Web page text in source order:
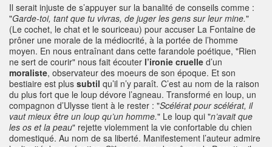
Il serait injuste de s’appuyer sur la banalité de conseils comme :
"Garde-toi, tant que tu vivras, de juger les gens sur leur mine."
(Le cochet, le chat et le souriceau) pour accuser La Fontaine de
prôner une morale de la médiocrité, à la portée de l’homme
moyen. En nous entraînant dans cette farandole poétique, "Rien
ne sert de courir" nous fait écouter l’ironie cruelle d’un
moraliste, observateur des moeurs de son époque. Et son
bestiaire est plus subtil qu’il n’y paraît. C’est au nom de la raison
du plus fort que le loup dévore l’agneau. Transformé en loup, un
compagnon d’Ulysse tient à le rester : "Scélérat pour scélérat, il
vaut mieux être un loup qu’un homme." Le loup qui "n’avait que
les os et la peau" rejette violemment la vie confortable du chien
domestiqué. Au nom de sa liberté. Manifestement l’auteur admire